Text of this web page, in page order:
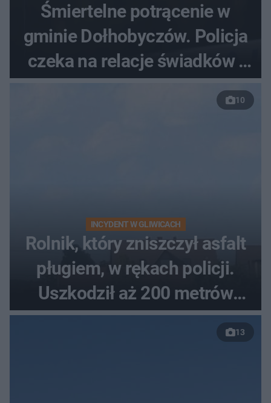
Śmiertelne potrącenie w
gminie Dołhobyczów. Policja
czeka na relacje świadków i
10
INCYDENT W GLIWICACH
Rolnik, który zniszczył asfalt
pługiem, w rękach policji.
Uszkodził aż 200 metrów
nowej drogi
13